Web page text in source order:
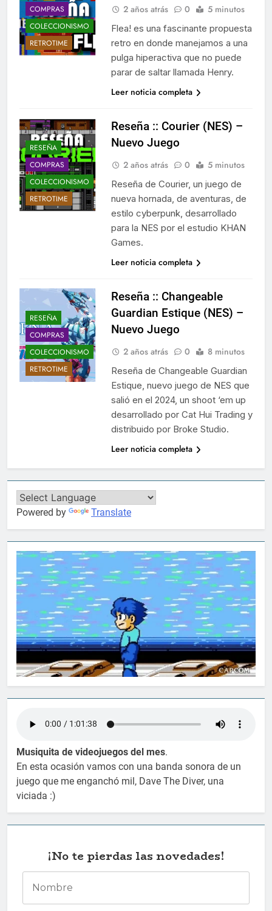
COMPRAS
COLECCIONISMO
RETROTIME
2 años atrás 0 5 minutos
Flea! es una fascinante propuesta
retro en donde manejamos a una
pulga hiperactiva que no puede
parar de saltar llamada Henry.
Leer noticia completa
RESEÑA
COMPRAS
COLECCIONISMO
RETROTIME
Reseña :: Courier (NES) –
Nuevo Juego
2 años atrás 0 5 minutos
Reseña de Courier, un juego de
nueva hornada, de aventuras, de
estilo cyberpunk, desarrollado
para la NES por el estudio KHAN
Games.
Leer noticia completa
RESEÑA
COMPRAS
COLECCIONISMO
RETROTIME
Reseña :: Changeable
Guardian Estique (NES) –
Nuevo Juego
2 años atrás 0 8 minutos
Reseña de Changeable Guardian
Estique, nuevo juego de NES que
salió en el 2024, un shoot ‘em up
desarrollado por Cat Hui Trading y
distribuido por Broke Studio.
Leer noticia completa
Powered by Translate
Musiquita de videojuegos del mes.
En esta ocasión vamos con una banda sonora de un
juego que me enganchó mil, Dave The Diver, una
viciada :)
¡No te pierdas las novedades!